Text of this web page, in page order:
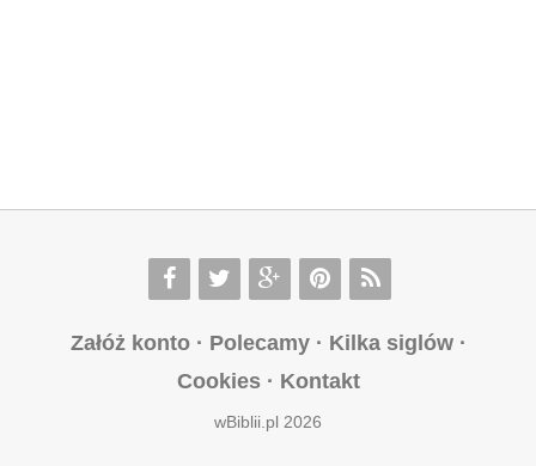
Załóż konto· Polecamy· Kilka siglów·
Cookies· Kontakt
wBiblii.pl 2026